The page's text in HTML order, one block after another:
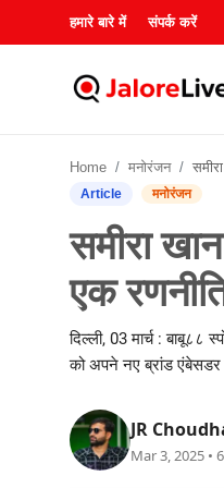
हमारे बारे में संपर्क करें
राजस्थान
Home मनोरंजन समीरा
Article मनोरंजन
समीरा
एक
दिल्ली, 03 मार्च : बाबू८८
को अपने नए ब्रांड एंबेसडर
JR
Mar 3, 2025 •